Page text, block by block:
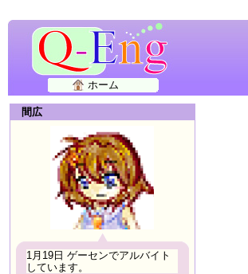
ホーム
間広
1月19日 ゲーセンでアルバイト
しています。